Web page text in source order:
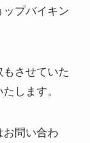
プバイキン
させていた
します。
問い合わ